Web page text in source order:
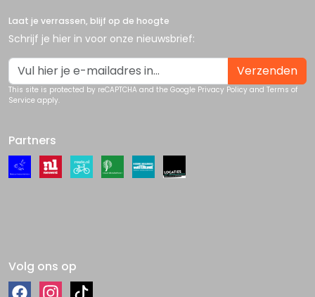
Laat je verrassen, blijf op de hoogte
Schrijf je hier in voor onze nieuwsbrief:
Verzenden
This site is protected by reCAPTCHA and the Google Privacy Policy and Terms of
Service apply.
Partners
Volg ons op